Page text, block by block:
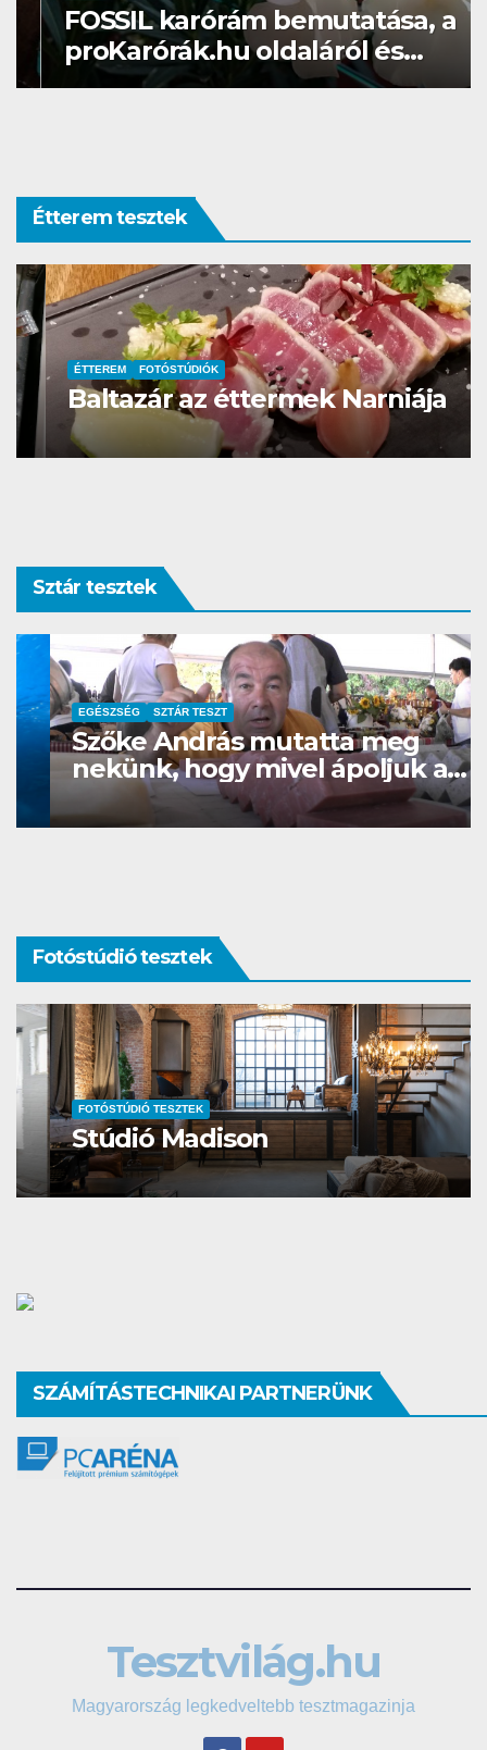
FOSSIL karórám bemutatása, a
proKarórák.hu oldaláról és
ajánlásaim
Étterem tesztek
ÉTTEREM FOTÓSTÚDIÓK
Baltazár az éttermek Narniája
Sztár tesztek
EGÉSZSÉG SZTÁR TESZT
Szőke András mutatta meg
nekünk, hogy mivel ápoljuk a
bőrünket
Fotóstúdió tesztek
FOTÓSTÚDIÓ TESZTEK
Stúdió Madison
SZÁMÍTÁSTECHNIKAI PARTNERÜNK
Tesztvilág.hu
Magyarország legkedveltebb tesztmagazinja